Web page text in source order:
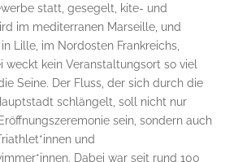
statt, gesegelt, kite- und
im mediterranen Marseille, und
Lille, im Nordosten Frankreichs,
weckt kein Veranstaltungsort so viel
Seine. Der Fluss, der sich durch die
schlängelt, soll nicht nur
sein, sondern auch
und
Dabei war seit rund 100